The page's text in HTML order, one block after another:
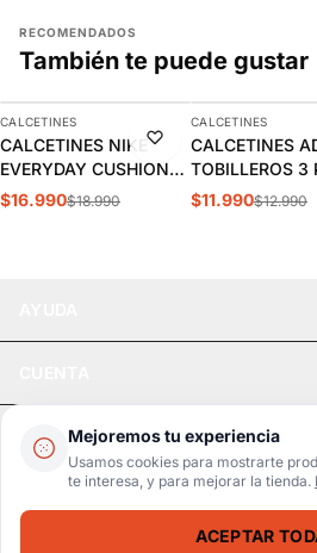
Mejoremos tu experiencia
Usamos cookies para mostrarte
te interesa, y para mejorar la tienda.
ACEPTAR
RECOMENDADOS
También te puede gustar
-11%
AGREGAR
CALCETINES
CALCETINES NIKE
EVERYDAY CUSHIONED
3PR | SX7664-010
$16.990$18.990
-8%
AGREGAR
CALCETINES
CALCETINES
TOBILLEROS 3
EE1151
$11.990$12.990
LEGAL
Pago seguro SSL /
Realsport ©